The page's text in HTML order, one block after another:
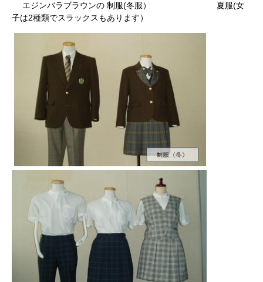
エジンバラブラウンの 制服(冬服） 夏服(女
子は2種類でスラックスもあります）